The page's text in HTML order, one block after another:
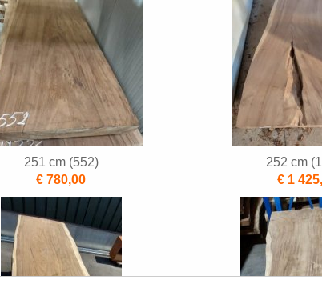
251 cm (552)
€ 780,00
252 cm
€ 1